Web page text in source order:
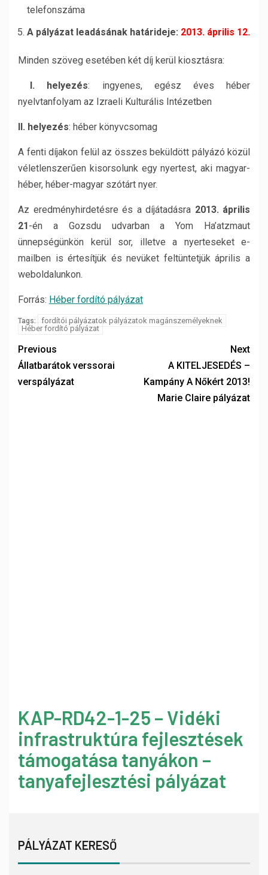
telefonszáma
A pályázat leadásának határideje: 2013. április 12.
Minden szöveg esetében két díj kerül kiosztásra:
I. helyezés: ingyenes, egész éves héber
nyelvtanfolyam az Izraeli Kulturális Intézetben
II. helyezés: héber könyvcsomag
A fenti díjakon felül az összes beküldött pályázó közül
véletlenszerűen kisorsolunk egy nyertest, aki magyar-
héber, héber-magyar szótárt nyer.
Az eredményhirdetésre és a díjátadásra 2013. április
21-én a Gozsdu udvarban a Yom Ha’atzmaut
ünnepségünkön kerül sor, illetve a nyerteseket e-
mailben is értesítjük és nevüket feltüntetjük április a
weboldalunkon.
Forrás: Héber fordító pályázat
Tags:
fordítói pályázatok pályázatok magánszemélyeknek
Héber fordító pályázat
Previous
Állatbarátok verssorai
verspályázat
Next
A KITELJESEDÉS –
Kampány A Nőkért 2013!
Marie Claire pályázat
KAP-RD42-1-25 – Vidéki
infrastruktúra fejlesztések
támogatása tanyákon –
tanyafejlesztési pályázat
PÁLYÁZAT KERESŐ